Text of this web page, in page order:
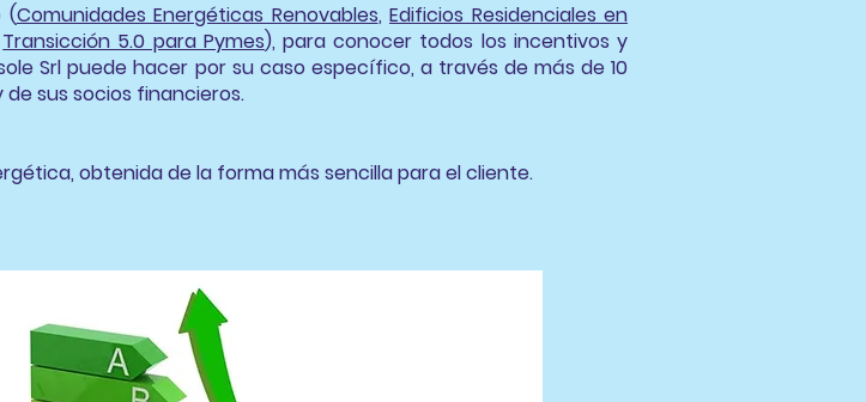
(Comunidades Energéticas Renovables, Edificios Residenciales en
Transicción 5.0 para Pymes), para conocer todos los incentivos y
Srl puede hacer por su caso específico, a través de más de 10
sus socios financieros.
obtenida de la forma más sencilla para el cliente.